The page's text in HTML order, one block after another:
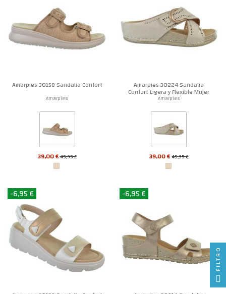
Amarpies 30158 Sandalia Confort
Amarpies
39,00 €45,95 €
Amarpies 30224 Sandalia
Confort Ligera y Flexible Mujer
Amarpies
39,00 €45,95 €
-6,95 € -6,95 €
FILTRO